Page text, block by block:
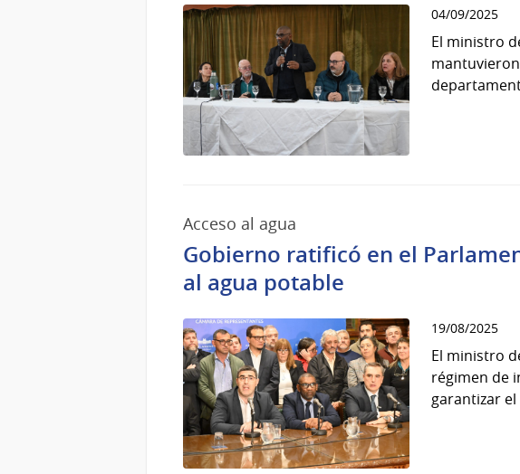
04/09/2025
El ministro
Acceso al agua
Gobierno ratificó en el
al agua potable
19/08/2025
El ministro
régimen de
garantizar